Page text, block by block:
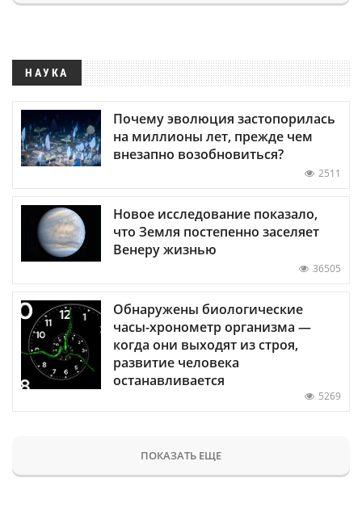
НАУКА
Почему эволюция застопорилась
на миллионы лет, прежде чем
внезапно возобновиться?
2511
Новое исследование показало,
что Земля постепенно заселяет
Венеру жизнью
36505
Обнаружены биологические
часы-хронометр организма —
когда они выходят из строя,
развитие человека
останавливается
5269
ПОКАЗАТЬ ЕЩЕ